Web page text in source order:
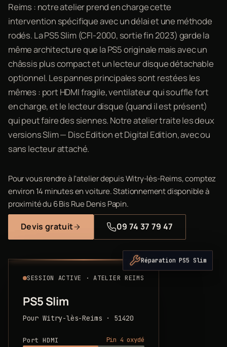
Reims : notre atelier prend en charge cette
intervention spécifique avec un délai et une méthode
rodés. La PS5 Slim (CFI-2000, sortie fin 2023) garde la
même architecture que la PS5 originale mais avec un
châssis plus compact et un lecteur disque détachable
optionnel. Les pannes principales sont restées les
mêmes : port HDMI fragile, ventilateur qui souffle fort
en charge, et le lecteur disque (quand il est présent)
qui peut faire des siennes. Notre atelier traite les deux
versions Slim — Disc Edition et Digital Edition, avec ou
sans lecteur attaché.
Pour vous rendre à l'atelier depuis Witry-lès-Reims, comptez
environ 14 minutes en voiture. Stationnement disponible à
proximité du 6 Bis Rue Denis Papin.
Devis gratuit 09 74 37 79 47
SESSION ACTIVE · ATELIER REIMS
PS5 Slim
Pour Witry-lès-Reims · 51420
Port HDMI
Pin 4 oxydé
Réparation PS5 Slim